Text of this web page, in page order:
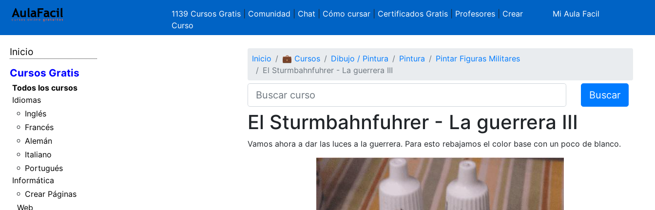
1139 Cursos Gratis Comunidad Chat Cómo cursar| Certificados Gratis| Profesores| Crear
Curso
Mi Aula Facil
Inicio
Cursos Gratis
Todos los cursos
Idiomas
Inglés
Francés
Alemán
Italiano
Portugués
Informática
Crear Páginas
Web
Inicio 💼 Cursos Dibujo / Pintura Pintura
Pintar Figuras Militares
El Sturmbahnfuhrer - La guerrera III
Buscar
El Sturmbahnfuhrer - La guerrera III
Vamos ahora a dar las luces a la guerrera. Para esto rebajamos el color base con un poco de blanco.